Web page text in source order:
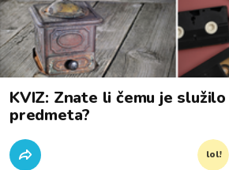
KVIZ: Znate li čemu je
predmeta?
lol!